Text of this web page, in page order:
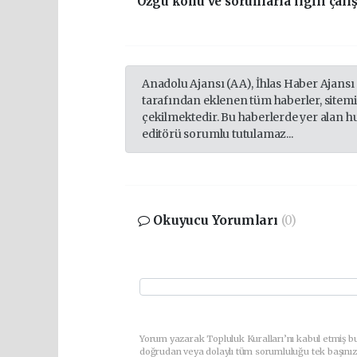
Anadolu Ajansı (AA), İhlas Haber
tarafından eklenen tüm haberler,
çekilmektedir. Bu haberlerde yer alan
editörü sorumlu tutulamaz...
Okuyucu Yorumları (0)
Yorum yazarak Topluluk Kuralları’nı kabul etmiş
doğrudan veya dolaylı tüm sorumluluğu tek